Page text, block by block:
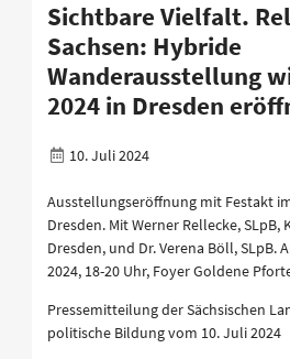
Sichtbare Vielfalt.
Sachsen: Hybride
Wanderausstellung
2024 in Dresden
10. Juli 2024
Ausstellungseröffnung mit Festakt
Dresden. Mit Werner Rellecke, SLpB,
Dresden, und Dr. Verena Böll, SLpB.
2024, 18-20 Uhr, Foyer Goldene
Pressemitteilung der Sächsischen
politische Bildung vom 10. Juli 2024